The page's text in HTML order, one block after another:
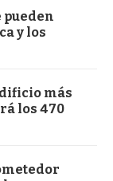
pueden
y los
más
los 470